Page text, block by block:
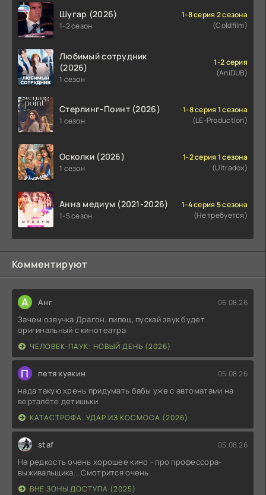
Шугар (2026)
1-2 сезон
1-8 серия 2 сезона
(Coldfilm)
Любимый сотрудник
(2026)
1 сезон
1-2 серия
(AniDUB)
Стерлинг-Поинт (2026)
1 сезон
1-8 серия 1 сезона
(LE-Production)
Осколки (2026)
1 сезон
1-2 серия 1 сезона
(Ultradox)
Анна медиум (2021-2026)
1-5 сезон
1-4 серия 5 сезона
(Не требуется)
Комментируют
А Анг 06.08.26
Зачем озвучка Драгон, пипец, пускай звук будет
оригинальный с кинотеатра
ЧЕЛОВЕК-ПАУК: НОВЫЙ ДЕНЬ (2026)
П петя хуякин 05.08.26
нада такую хрень придумать бабы уже с автоматами на
верталёте детишьки
КАТАСТРОФА. УДАР ИЗ КОСМОСА (2026)
staf 05.08.26
На редкость очень хорошее кино - про профессора-
выживальщика... Смотрится очень
ВНЕ ЗОНЫ ДОСТУПА (2025)